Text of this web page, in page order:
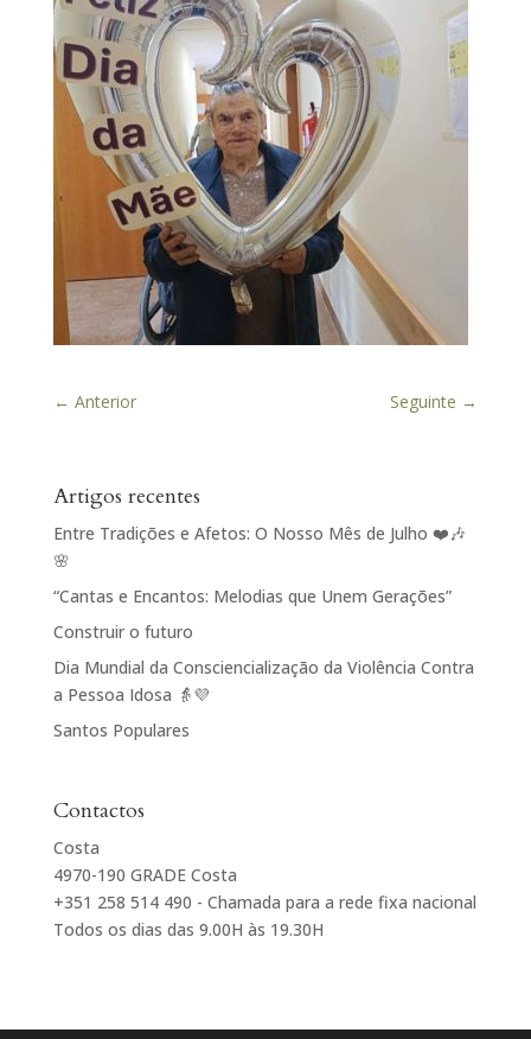
← Anterior Seguinte →
Artigos recentes
Entre Tradições e Afetos: O Nosso Mês de Julho ❤️🎶
🌸
“Cantas e Encantos: Melodias que Unem Gerações”
Construir o futuro
Dia Mundial da Consciencialização da Violência Contra
a Pessoa Idosa 👵💜
Santos Populares
Contactos
Costa
4970-190 GRADE Costa
+351 258 514 490 - Chamada para a rede fixa nacional
Todos os dias das 9.00H às 19.30H